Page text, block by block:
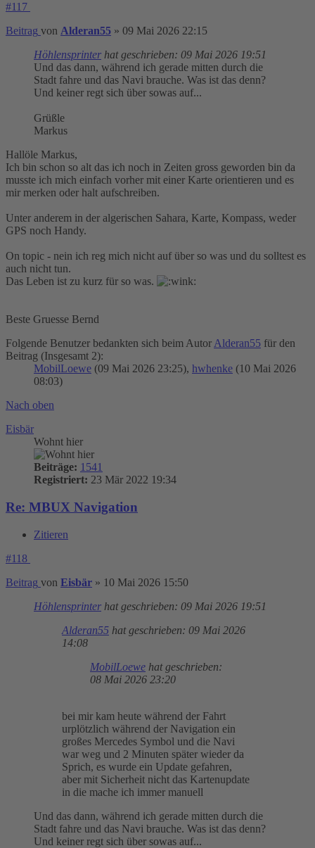
#117
Beitrag von Alderan55 » 09 Mai 2026 22:15
Höhlensprinter hat geschrieben: 09 Mai 2026 19:51
Und das dann, während ich gerade mitten durch die
Stadt fahre und das Navi brauche. Was ist das denn?
Und keiner regt sich über sowas auf...
Grüßle
Markus
Hallöle Markus,
Ich bin schon so alt das ich noch in Zeiten gross geworden bin da
musste ich mich einfach vorher mit einer Karte orientieren und es
mir merken oder halt aufschreiben.
Unter anderem in der algerischen Sahara, Karte, Kompass, weder
GPS noch Handy.
On topic - nein ich reg mich nicht auf über so was und du solltest es
auch nicht tun.
Das Leben ist zu kurz für so was.
Beste Gruesse Bernd
Folgende Benutzer bedankten sich beim Autor Alderan55 für den
Beitrag (Insgesamt 2):
MobilLoewe (09 Mai 2026 23:25), hwhenke (10 Mai 2026
08:03)
Nach oben
Eisbär
Wohnt hier
Beiträge: 1541
Registriert: 23 Mär 2022 19:34
Re: MBUX Navigation
Zitieren
#118
Beitrag von Eisbär » 10 Mai 2026 15:50
Höhlensprinter hat geschrieben: 09 Mai 2026 19:51
Alderan55 hat geschrieben: 09 Mai 2026
14:08
MobilLoewe hat geschrieben:
08 Mai 2026 23:20
bei mir kam heute während der Fahrt
urplötzlich während der Navigation ein
großes Mercedes Symbol und die Navi
war weg und 2 Minuten später wieder da
Sprich, es wurde ein Update gefahren,
aber mit Sicherheit nicht das Kartenupdate
in die mache ich immer manuell
Und das dann, während ich gerade mitten durch die
Stadt fahre und das Navi brauche. Was ist das denn?
Und keiner regt sich über sowas auf...